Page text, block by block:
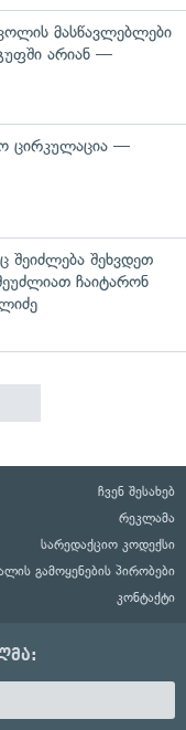
მასწავლებლები
არიან —
ცირკულაცია —
შეიძლება შეხვდეთ
ჩაიტარონ
ჩვენ შესახებ
რეკლამა
სარედაქციო კოდექსი
გამოყენების პირობები
კონტაქტი